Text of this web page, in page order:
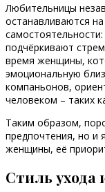
Любительницы
останавливаются
подчёркивают
время женщины,
эмоциональную
компаньонов,
человеком – таких
Таким образом,
предпочтения, но и
женщины, её
Стиль ухода